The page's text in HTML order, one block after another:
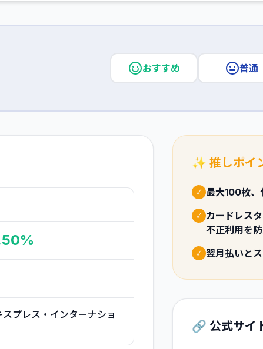
おすすめ 普通
プレス・インターナショ
✨ 推しポイ
✓ 最大100枚
✓ カードレス
不正利用を
✓ 翌月払いと
🔗 公式サイ